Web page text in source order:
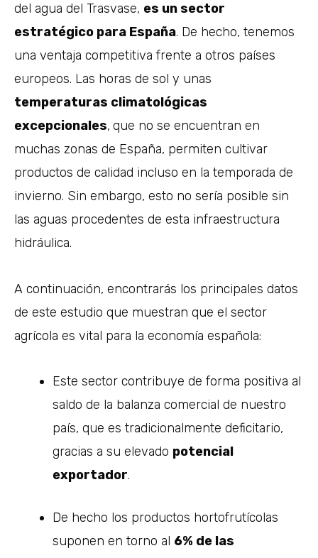
del agua del Trasvase, es un sector
estratégico para España. De hecho, tenemos
una ventaja competitiva frente a otros países
europeos. Las horas de sol y unas
temperaturas climatológicas
excepcionales, que no se encuentran en
muchas zonas de España, permiten cultivar
productos de calidad incluso en la temporada de
invierno. Sin embargo, esto no sería posible sin
las aguas procedentes de esta infraestructura
hidráulica.
A continuación, encontrarás los principales datos
de este estudio que muestran que el sector
agrícola es vital para la economía española:
Este sector contribuye de forma positiva al
saldo de la balanza comercial de nuestro
país, que es tradicionalmente deficitario,
gracias a su elevado potencial
exportador.
De hecho los productos hortofrutícolas
suponen en torno al 6% de las